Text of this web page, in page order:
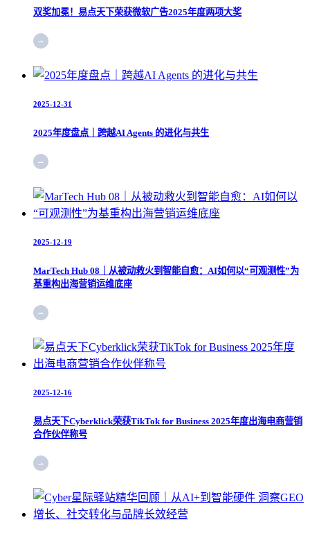
双奖加冕！易点天下荣获微软广告2025年度两项大奖
2025-12-31
2025年度盘点｜跨越AI Agents 的进化与共生
2025-12-19
MarTech Hub 08｜从被动救火到智能自愈：AI如何以“可观测性”为
基重构出海营销运维底座
2025-12-16
易点天下Cyberklick荣获TikTok for Business 2025年度出海电商营销
合作伙伴称号